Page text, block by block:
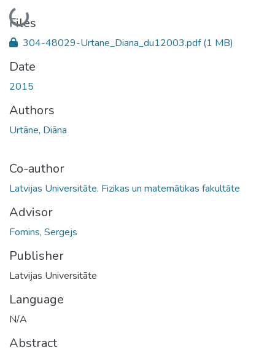
Loading...
Files
304-48029-Urtane_Diana_du12003.pdf(1 MB)
Date
2015
Authors
Urtāne, Diāna
Co-author
Latvijas Universitāte. Fizikas un matemātikas fakultāte
Advisor
Fomins, Sergejs
Publisher
Latvijas Universitāte
Language
N/A
Abstract